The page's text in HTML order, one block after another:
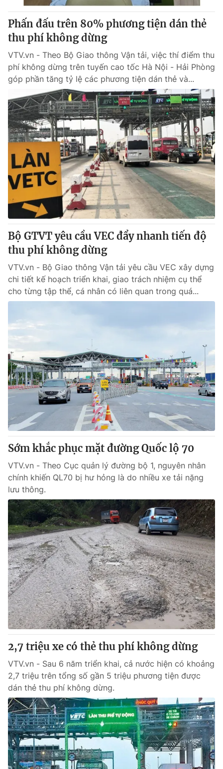
Phấn đấu trên 80% phương tiện dán thẻ
thu phí không dừng
VTV.vn - Theo Bộ Giao thông Vận tải, việc thí điểm thu
phí không dừng trên tuyến cao tốc Hà Nội - Hải Phòng
góp phần tăng tỷ lệ các phương tiện dán thẻ và...
Bộ GTVT yêu cầu VEC đẩy nhanh tiến độ
thu phí không dừng
VTV.vn - Bộ Giao thông Vận tải yêu cầu VEC xây dựng
chi tiết kế hoạch triển khai, giao trách nhiệm cụ thể
cho từng tập thể, cá nhân có liên quan trong quá...
Sớm khắc phục mặt đường Quốc lộ 70
VTV.vn - Theo Cục quản lý đường bộ 1, nguyên nhân
chính khiến QL70 bị hư hỏng là do nhiều xe tải nặng
lưu thông.
2,7 triệu xe có thẻ thu phí không dừng
VTV.vn - Sau 6 năm triển khai, cả nước hiện có khoảng
2,7 triệu trên tổng số gần 5 triệu phương tiện được
dán thẻ thu phí không dừng.